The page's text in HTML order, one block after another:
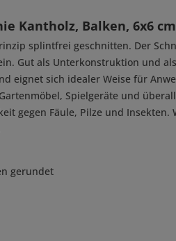
Kantholz, Balken, 6x6
splintfrei geschnitten. Der
Gut als Unterkonstruktion und
eignet sich idealer Weise für
Spielgeräte und
gegen Fäule, Pilze und
gerundet